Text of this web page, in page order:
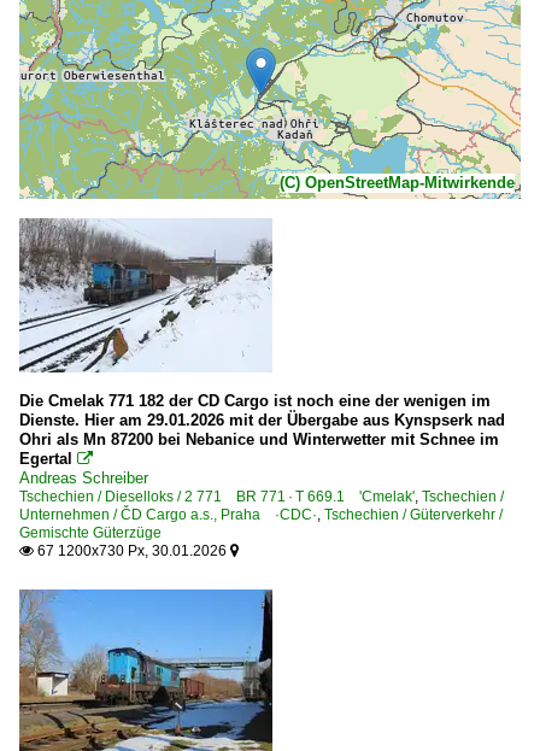
(C) OpenStreetMap-Mitwirkende
Die Cmelak 771 182 der CD Cargo ist noch eine der wenigen im
Dienste. Hier am 29.01.2026 mit der Übergabe aus Kynspserk nad
Ohri als Mn 87200 bei Nebanice und Winterwetter mit Schnee im
Egertal 
Andreas Schreiber
Tschechien / Dieselloks / 2 771 BR 771 · T 669.1 'Cmelak', Tschechien /
Unternehmen / ČD Cargo a.s., Praha ·CDC·, Tschechien / Güterverkehr /
Gemischte Güterzüge
 67 1200x730 Px, 30.01.2026 